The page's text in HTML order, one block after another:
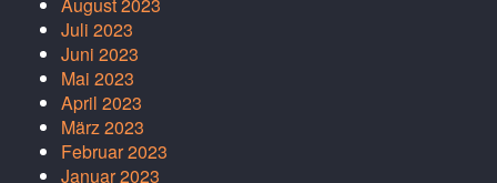
August 2023
Juli 2023
Juni 2023
Mai 2023
April 2023
März 2023
Februar 2023
Januar 2023